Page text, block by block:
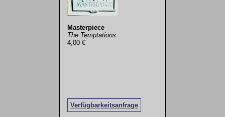
Masterpiece
The Temptations
4,00 €
Verfügbarkeitsanfrage